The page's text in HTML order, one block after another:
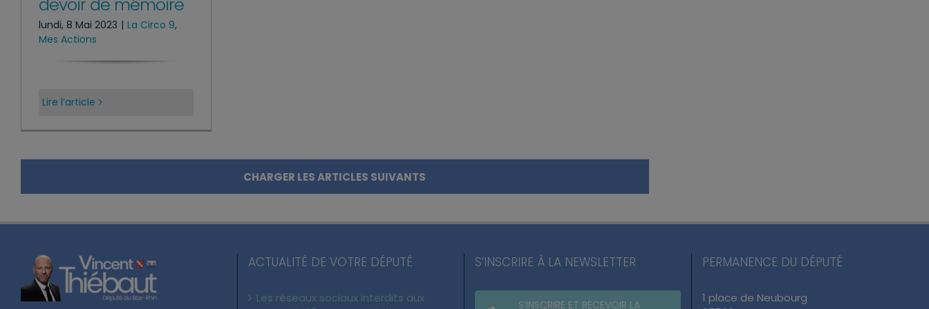
lundi, 8 Mai 2023 | La Circo 9,
Mes Actions
Lire l’article
CHARGER LES ARTICLES SUIVANTS
ACTUALITÉ DE VOTRE DÉPUTÉ
Les réseaux sociaux interdits aux
S’INSCRIRE À LA NEWSLETTER
S’INSCRIRE ET RECEVOIR LA
PERMANENCE DU DÉPUTÉ
1 place de Neubourg